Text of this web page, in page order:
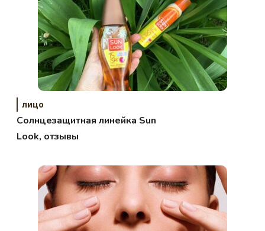
лицо
Солнцезащитная линейка Sun
Look, отзывы